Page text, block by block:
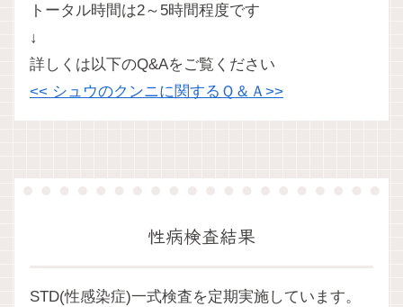
トータル時間は2～5時間程度です
↓
詳しくは以下のQ&Aをご覧ください
<< シュウのクンニに関するＱ＆Ａ>>
性病検査結果
STD(性感染症)一式検査を定期実施しています。